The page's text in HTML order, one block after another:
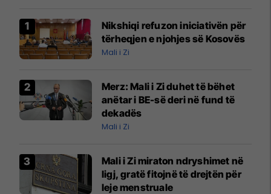
Nikshiqi refuzon iniciativën për
tërheqjen e njohjes së Kosovës
Mali i Zi
Merz: Mali i Zi duhet të bëhet
anëtar i BE-së deri në fund të
dekadës
Mali i Zi
Mali i Zi miraton ndryshimet në
ligj, gratë fitojnë të drejtën për
leje menstruale